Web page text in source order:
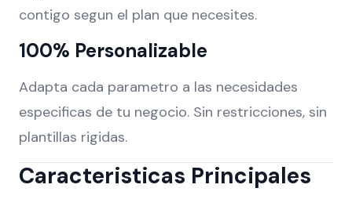
contigo segun el plan que necesites.
100% Personalizable
Adapta cada parametro a las necesidades
especificas de tu negocio. Sin restricciones, sin
plantillas rigidas.
Caracteristicas Principales